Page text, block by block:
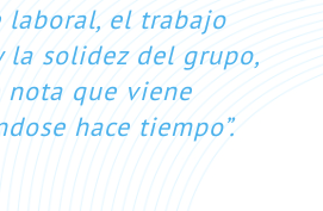
laboral, el trabajo
la solidez del grupo,
nota que viene
hace tiempo”.
⠀